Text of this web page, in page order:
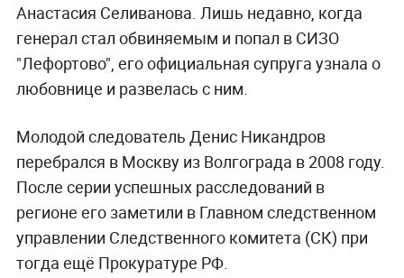
Анастасия Селиванова. Лишь недавно, когда
генерал стал обвиняемым и попал в СИЗО
"Лефортово", его официальная супруга узнала о
любовнице и развелась с ним.
Молодой следователь Денис Никандров
перебрался в Москву из Волгограда в2008 году.
После серии успешных расследований в
регионе его заметили в Главном следственном
управлении Следственного комитета (СК) при
тогда ещё Прокуратуре РФ.